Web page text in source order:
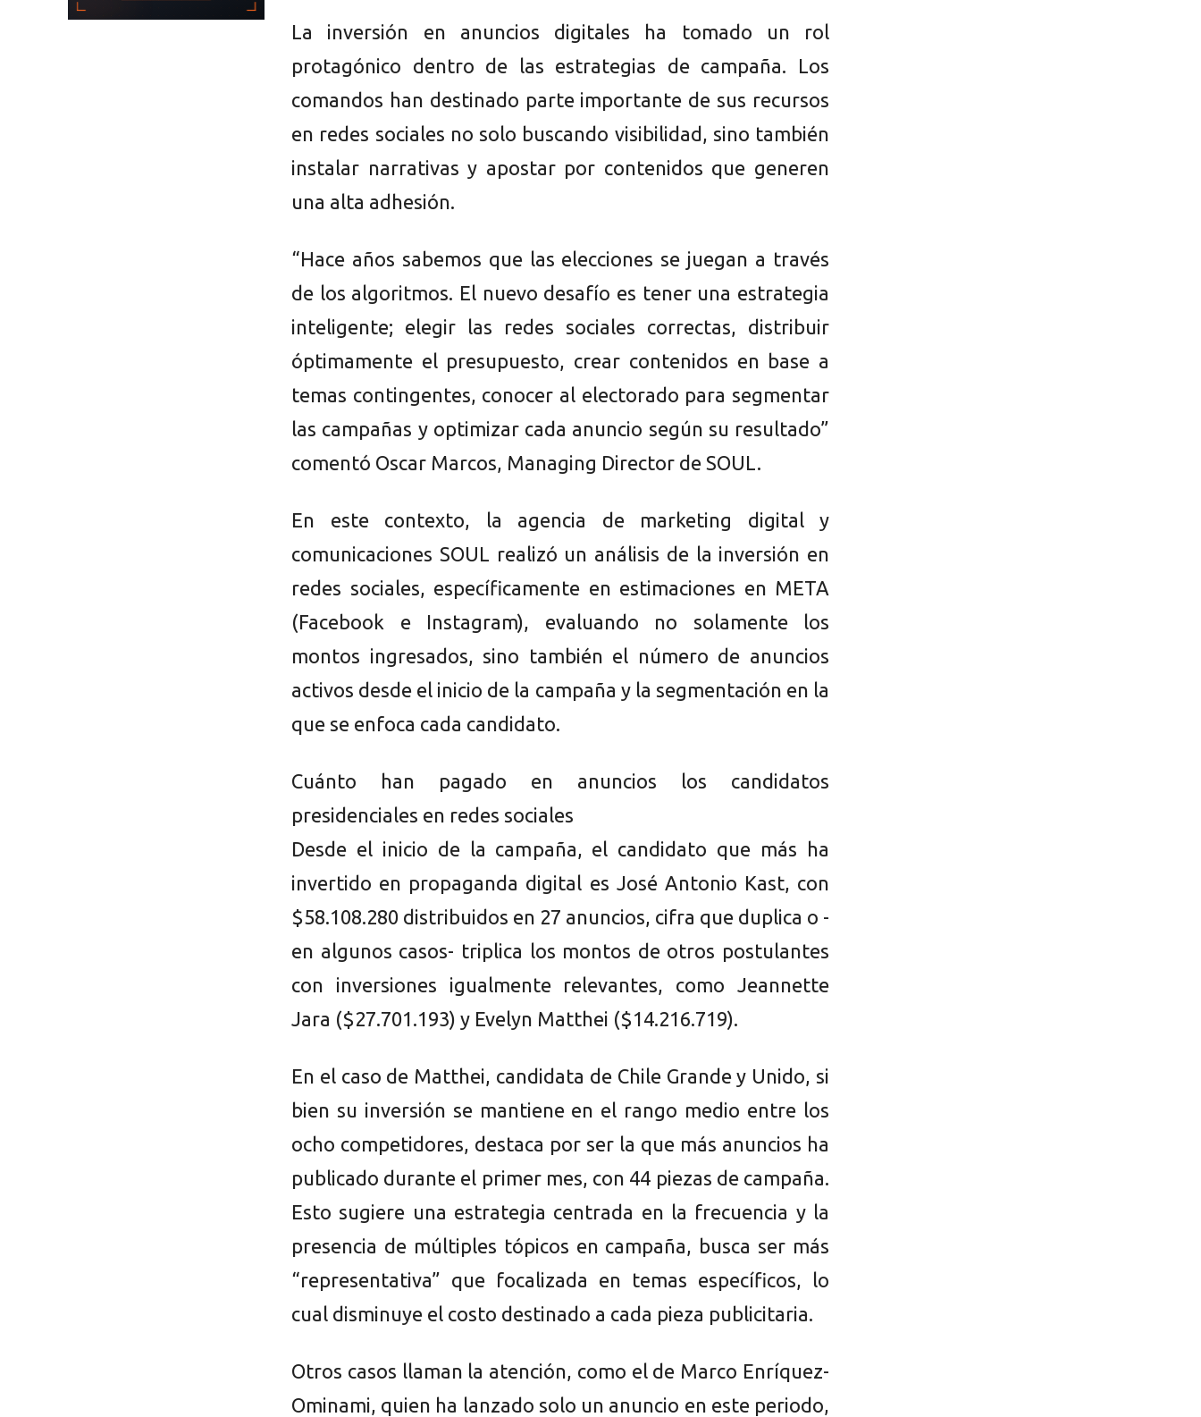
La inversión en anuncios digitales ha tomado un rol
protagónico dentro de las estrategias de campaña. Los
comandos han destinado parte importante de sus recursos
en redes sociales no solo buscando visibilidad, sino también
instalar narrativas y apostar por contenidos que generen
una alta adhesión.
“Hace años sabemos que las elecciones se juegan a través
de los algoritmos. El nuevo desafío es tener una estrategia
inteligente; elegir las redes sociales correctas, distribuir
óptimamente el presupuesto, crear contenidos en base a
temas contingentes, conocer al electorado para segmentar
las campañas y optimizar cada anuncio según su resultado”
comentó Oscar Marcos, Managing Director de SOUL.
En este contexto, la agencia de marketing digital y
comunicaciones SOUL realizó un análisis de la inversión en
redes sociales, específicamente en estimaciones en META
(Facebook e Instagram), evaluando no solamente los
montos ingresados, sino también el número de anuncios
activos desde el inicio de la campaña y la segmentación en la
que se enfoca cada candidato.
Cuánto han pagado en anuncios los candidatos
presidenciales en redes sociales
Desde el inicio de la campaña, el candidato que más ha
invertido en propaganda digital es José Antonio Kast, con
$58.108.280 distribuidos en 27 anuncios, cifra que duplica o -
en algunos casos- triplica los montos de otros postulantes
con inversiones igualmente relevantes, como Jeannette
Jara ($27.701.193) y Evelyn Matthei ($14.216.719).
En el caso de Matthei, candidata de Chile Grande y Unido, si
bien su inversión se mantiene en el rango medio entre los
ocho competidores, destaca por ser la que más anuncios ha
publicado durante el primer mes, con 44 piezas de campaña.
Esto sugiere una estrategia centrada en la frecuencia y la
presencia de múltiples tópicos en campaña, busca ser más
“representativa” que focalizada en temas específicos, lo
cual disminuye el costo destinado a cada pieza publicitaria.
Otros casos llaman la atención, como el de Marco Enríquez-
Ominami, quien ha lanzado solo un anuncio en este periodo,